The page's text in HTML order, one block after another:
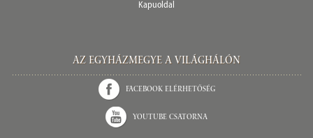
Kapuoldal
Az Egyházmegye a világhálón
Facebook elérhetőség
Youtube csatorna